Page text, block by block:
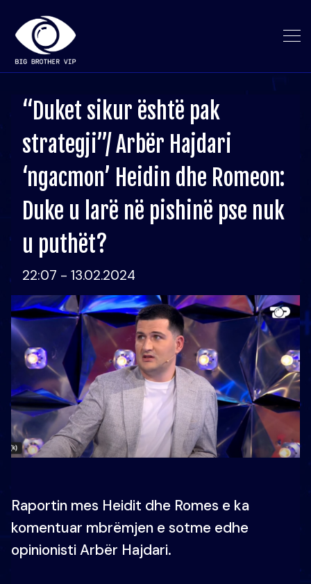
“Duket sikur është pak
strategji”/ Arbër Hajdari
‘ngacmon’ Heidin dhe Romeon:
Duke u larë në pishinë pse nuk
u puthët?
22:07 - 13.02.2024
Raportin mes Heidit dhe Romes e ka
komentuar mbrëmjen e sotme edhe
opinionisti Arbër Hajdari.